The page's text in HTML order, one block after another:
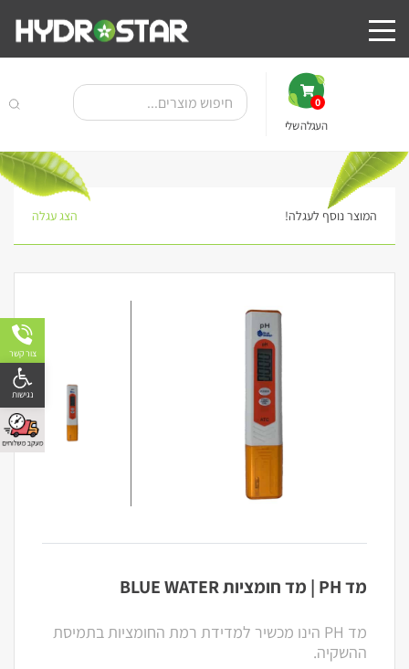
0
העגלה שלי
המוצר נוסף לעגלה! הצג עגלה
מד PH | מד חומציות BLUE WATER
מד PH הינו מכשיר למדידת רמת החומציות בתמיסת
ההשקיה.
צור קשר